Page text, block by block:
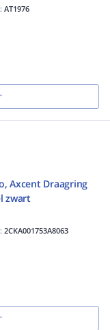
AT1976
Axcent Draagring
zwart
2CKA001753A8063